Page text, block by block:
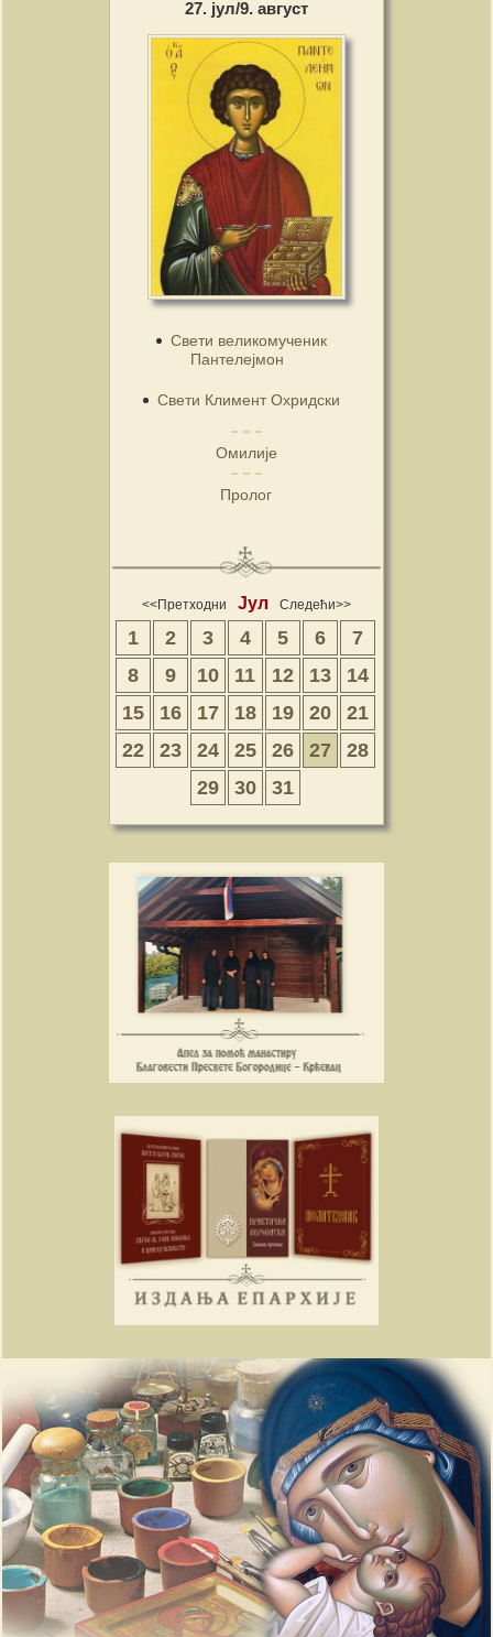
27. јул/9. август
Свети великомученик
Пантелејмон
Свети Климент Охридски
Омилије
Пролог
<<Претходни Јул Следећи>>
1 2 3 4 5 6
7
8
9 10 11 12 13
14
15
16 17 18 19 20
21
22
23 24 25 26 27
28
29
30 31